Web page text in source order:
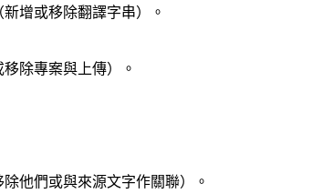
增或移除翻譯字串）。
除專案與上傳）。
他們或與來源文字作關聯）。